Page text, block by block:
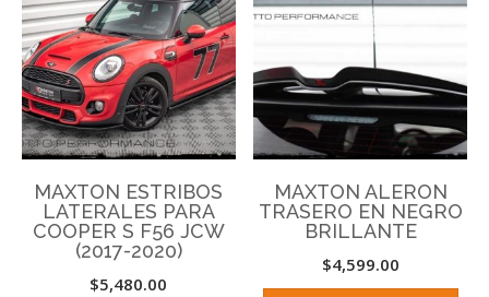
MAXTON ESTRIBOS
LATERALES PARA
COOPER S F56 JCW
(2017-2020)
$5,480.00
MAXTON ALERON
TRASERO EN NEGRO
BRILLANTE
$4,599.00